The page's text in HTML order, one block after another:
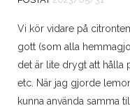
Vi kör vidare på
gott (som alla
det är lite drygt att hålla
etc. När jag gjorde
kunna använda samma